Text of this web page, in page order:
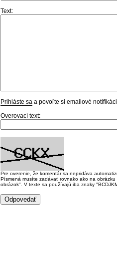
Text:
Prihláste sa a povoľte si emailové
Overovací text:
Pre overenie, že komentár sa nepridáva
Písmená musíte zadávať rovnako ako na
obrázok". V texte sa používajú iba znaky